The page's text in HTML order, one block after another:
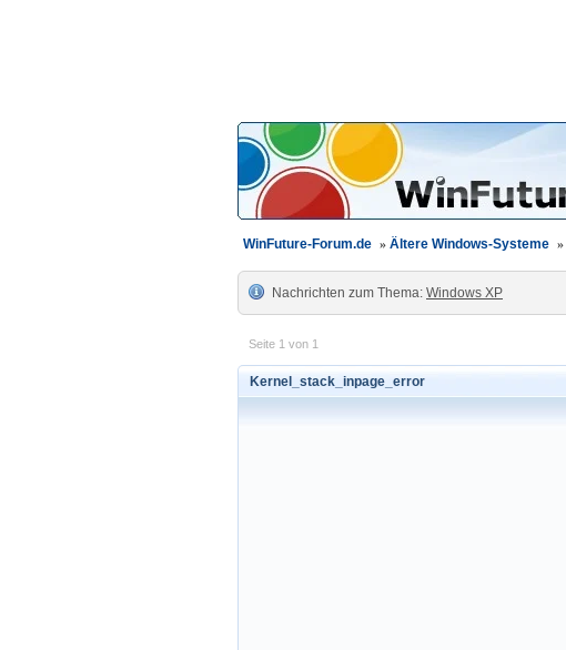
WinFuture-Forum.de » Ältere Windows-Systeme »
Nachrichten zum Thema: Windows XP
Seite 1 von 1
Kernel_stack_inpage_error